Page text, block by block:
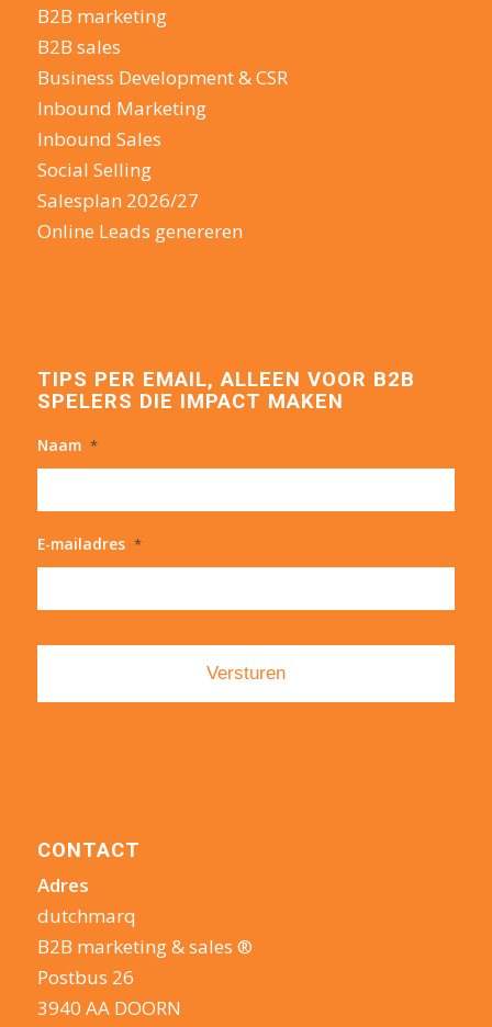
B2B marketing
B2B sales
Business Development & CSR
Inbound Marketing
Inbound Sales
Social Selling
Salesplan 2026/27
Online Leads genereren
TIPS PER EMAIL, ALLEEN VOOR B2B
SPELERS DIE IMPACT MAKEN
Naam *
E-mailadres *
CONTACT
Adres
dutchmarq
B2B marketing & sales ®
Postbus 26
3940 AA DOORN